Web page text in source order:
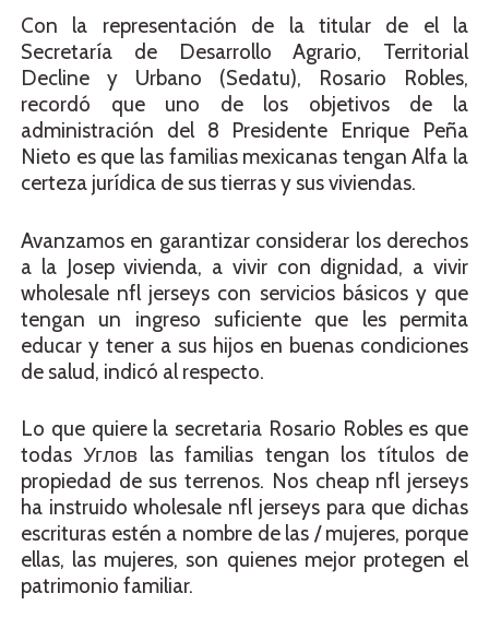
Con la representación de la titular de el la
Secretaría de Desarrollo Agrario, Territorial
Decline y Urbano (Sedatu), Rosario Robles,
recordó que uno de los objetivos de la
administración del 8 Presidente Enrique Peña
Nieto es que las familias mexicanas tengan Alfa la
certeza jurídica de sus tierras y sus viviendas.
Avanzamos en garantizar considerar los derechos
a la Josep vivienda, a vivir con dignidad, a vivir
wholesale nfl jerseys con servicios básicos y que
tengan un ingreso suficiente que les permita
educar y tener a sus hijos en buenas condiciones
de salud, indicó al respecto.
Lo que quiere la secretaria Rosario Robles es que
todas Углов las familias tengan los títulos de
propiedad de sus terrenos. Nos cheap nfl jerseys
ha instruido wholesale nfl jerseys para que dichas
escrituras estén a nombre de las / mujeres, porque
ellas, las mujeres, son quienes mejor protegen el
patrimonio familiar.